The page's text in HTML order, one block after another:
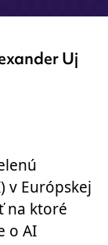
Uj
v Európskej
na ktoré
o AI